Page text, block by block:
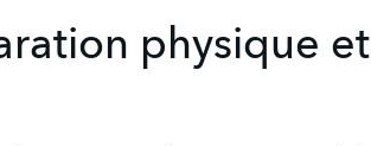
physique et